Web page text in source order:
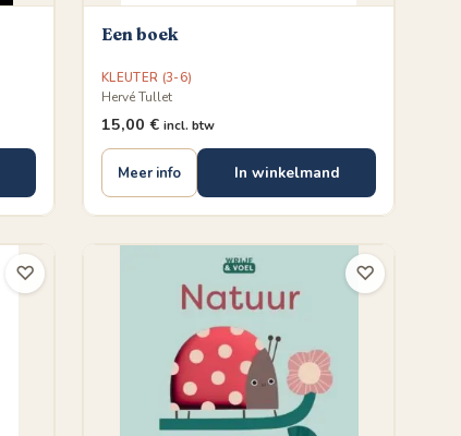
Een boek
KLEUTER (3-6)
Hervé Tullet
15,00 € incl. btw
Meer info In winkelmand
♡ ♡